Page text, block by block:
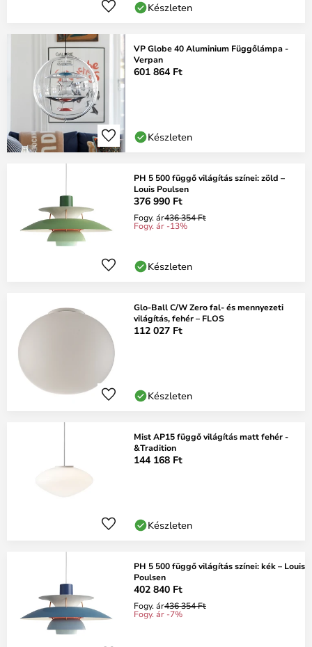
Készleten
VP Globe 40 Aluminium Függőlámpa -
Verpan
601 864 Ft
Készleten
PH 5 500 függő világítás színei: zöld –
Louis Poulsen
376 990 Ft
Fogy. ár436 354 Ft
Fogy. ár -13%
Készleten
Glo-Ball C/W Zero fal- és mennyezeti
világítás, fehér – FLOS
112 027 Ft
Készleten
Mist AP15 függő világítás matt fehér -
&Tradition
144 168 Ft
Készleten
PH 5 500 függő világítás színei: kék – Louis
Poulsen
402 840 Ft
Fogy. ár436 354 Ft
Fogy. ár -7%